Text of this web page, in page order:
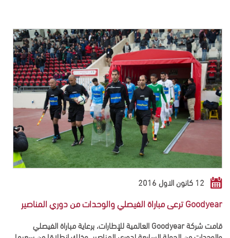
12 كانون الاول 2016
Goodyear ترعى مباراة الفيصلي والوحدات من دوري المناصير
قامت شركة Goodyear العالمية للإطارات، برعاية مباراة الفيصلي